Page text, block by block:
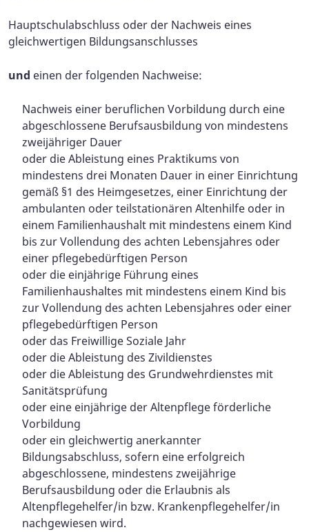
Hauptschulabschluss oder der Nachweis eines
gleichwertigen Bildungsanschlusses
und einen der folgenden Nachweise:
Nachweis einer beruflichen Vorbildung durch eine
abgeschlossene Berufsausbildung von mindestens
zweijähriger Dauer
oder die Ableistung eines Praktikums von
mindestens drei Monaten Dauer in einer Einrichtung
gemäß §1 des Heimgesetzes, einer Einrichtung der
ambulanten oder teilstationären Altenhilfe oder in
einem Familienhaushalt mit mindestens einem Kind
bis zur Vollendung des achten Lebensjahres oder
einer pflegebedürftigen Person
oder die einjährige Führung eines
Familienhaushaltes mit mindestens einem Kind bis
zur Vollendung des achten Lebensjahres oder einer
pflegebedürftigen Person
oder das Freiwillige Soziale Jahr
oder die Ableistung des Zivildienstes
oder die Ableistung des Grundwehrdienstes mit
Sanitätsprüfung
oder eine einjährige der Altenpflege förderliche
Vorbildung
oder ein gleichwertig anerkannter
Bildungsabschluss, sofern eine erfolgreich
abgeschlossene, mindestens zweijährige
Berufsausbildung oder die Erlaubnis als
Altenpflegehelfer/in bzw. Krankenpflegehelfer/in
nachgewiesen wird.